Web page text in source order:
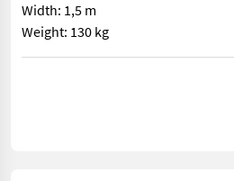
Width: 1,5 m
Weight: 130 kg
== Weitere Informationen (DE) ==